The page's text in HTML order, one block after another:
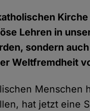
Lehren in
sondern
Weltfremdheit
Menschen
hat jetzt eine